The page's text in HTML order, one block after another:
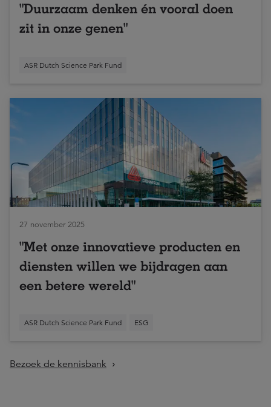
"Duurzaam denken én vooral doen
zit in onze genen"
ASR Dutch Science Park Fund
27 november 2025
"Met onze innovatieve producten en
diensten willen we bijdragen aan
een betere wereld"
ASR Dutch Science Park Fund ESG
Bezoek de kennisbank